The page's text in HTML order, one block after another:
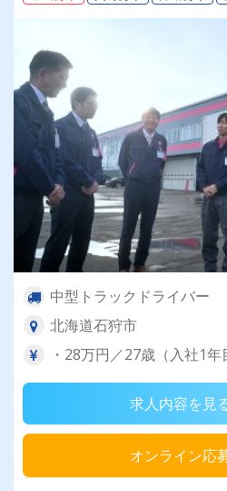
中型トラックドライバー
北海道石狩市
・28万円／27歳（入社1年
求人内容を見
オンライン応